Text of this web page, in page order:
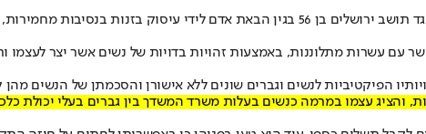
בתוך כך, פרקליטות מחוז ירושלים הגישה לפני זמן קצר לבית המשפט המחוזי בעיר כתב אישום נגד תושב ירושלים
באמצעות עו"ד מיכל אזולאי, במהלך השנים 2013 -2017 הנאשם יצר קשר עם עשרות מתלוננות, באמצעות זהויות
הפיקטיביות לנשים וגברים שונים ללא אישורן והסכמתן של הנשים מהן
עצמו במרמה כנשים בעלות משרד המשדך בין גברים בעלי יכולת